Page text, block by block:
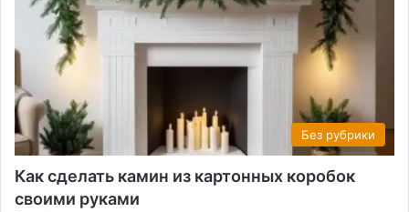
Без рубрики
Как сделать камин из картонных коробок
своими руками